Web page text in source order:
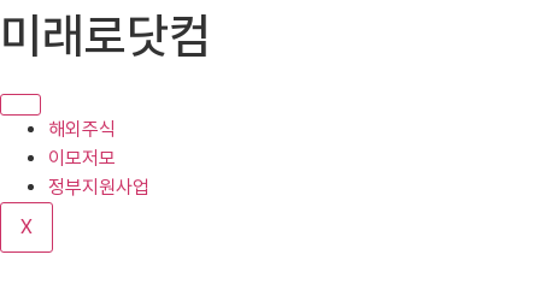
텐
로
기
미래로닷컴
해외주식
이모저모
정부지원사업
X